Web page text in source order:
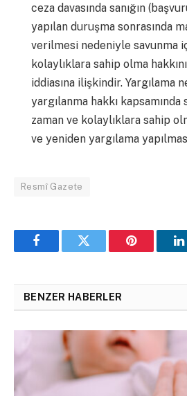
ceza davasında sanığın
yapılan duruşma sonrasında
verilmesi nedeniyle savunma
kolaylıklara sahip olma
iddiasına ilişkindir. Yargılama
yargılanma hakkı
zaman ve kolaylıklara sahip
ve yeniden yargılama
Resmî Gazete
FacebookTwitter Pinterest
BENZER HABERLER